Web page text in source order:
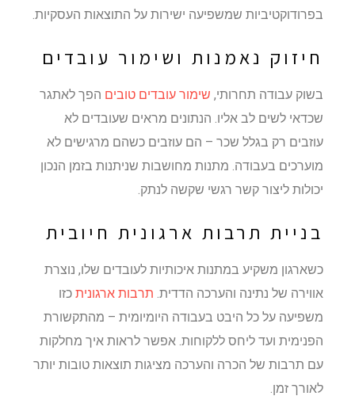
בפרודוקטיביות שמשפיעה ישירות על התוצאות העסקיות.
חיזוק נאמנות ושימור עובדים
בשוק עבודה תחרותי,שימור עובדים טוביםהפך לאתגר
שכדאי לשים לב אליו. הנתונים מראים שעובדים לא
עוזבים רק בגלל שכר – הם עוזבים כשהם מרגישים לא
מוערכים בעבודה. מתנות מחושבות שניתנות בזמן הנכון
יכולות ליצור קשר רגשי שקשה לנתק.
בניית תרבות ארגונית חיובית
כשארגון משקיע במתנות איכותיות לעובדים שלו, נוצרת
אווירה של נתינה והערכה הדדית.תרבות ארגוניתכזו
משפיעה על כל היבט בעבודה היומיומית – מהתקשורת
הפנימית ועד ליחס ללקוחות. אפשר לראות איך מחלקות
עם תרבות של הכרה והערכה מציגות תוצאות טובות יותר
לאורך זמן.